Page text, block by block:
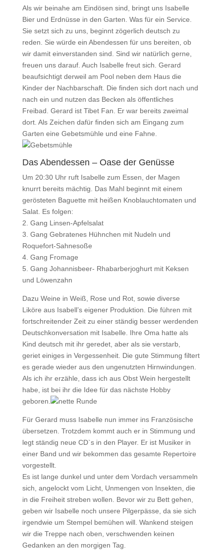
Als wir beinahe am Eindösen sind, bringt uns Isabelle
Bier und Erdnüsse in den Garten. Was für ein Service.
Sie setzt sich zu uns, beginnt zögerlich deutsch zu
reden. Sie würde ein Abendessen für uns bereiten, ob
wir damit einverstanden sind. Sind wir natürlich gerne,
freuen uns darauf. Auch Isabelle freut sich. Gerard
beaufsichtigt derweil am Pool neben dem Haus die
Kinder der Nachbarschaft. Die finden sich dort nach und
nach ein und nutzen das Becken als öffentliches
Freibad. Gerard ist Tibet Fan. Er war bereits zweimal
dort. Als Zeichen dafür finden sich am Eingang zum
Garten eine Gebetsmühle und eine Fahne.
Das Abendessen – Oase der Genüsse
Um 20:30 Uhr ruft Isabelle zum Essen, der Magen
knurrt bereits mächtig. Das Mahl beginnt mit einem
gerösteten Baguette mit heißen Knoblauchtomaten und
Salat. Es folgen:
2. Gang Linsen-Apfelsalat
3. Gang Gebratenes Hühnchen mit Nudeln und
Roquefort-Sahnesoße
4. Gang Fromage
5. Gang Johannisbeer- Rhabarberjoghurt mit Keksen
und Löwenzahn
Dazu Weine in Weiß, Rose und Rot, sowie diverse
Liköre aus Isabell’s eigener Produktion. Die führen mit
fortschreitender Zeit zu einer ständig besser werdenden
Deutschkonversation mit Isabelle. Ihre Oma hatte als
Kind deutsch mit ihr geredet, aber als sie verstarb,
geriet einiges in Vergessenheit. Die gute Stimmung filtert
es gerade wieder aus den ungenutzten Hirnwindungen.
Als ich ihr erzähle, dass ich aus Obst Wein hergestellt
habe, ist bei ihr die Idee für das nächste Hobby
geboren.
Für Gerard muss Isabelle nun immer ins Französische
übersetzen. Trotzdem kommt auch er in Stimmung und
legt ständig neue CD`s in den Player. Er ist Musiker in
einer Band und wir bekommen das gesamte Repertoire
vorgestellt.
Es ist lange dunkel und unter dem Vordach versammeln
sich, angelockt vom Licht, Unmengen von Insekten, die
in die Freiheit streben wollen. Bevor wir zu Bett gehen,
geben wir Isabelle noch unsere Pilgerpässe, da sie sich
irgendwie um Stempel bemühen will. Wankend steigen
wir die Treppe nach oben, verschwenden keinen
Gedanken an den morgigen Tag.